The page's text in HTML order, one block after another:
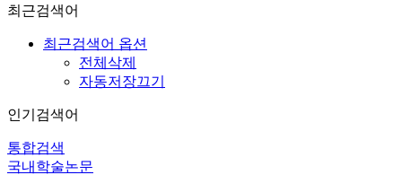
최근검색어
최근검색어 옵션
전체삭제
자동저장끄기
인기검색어
통합검색
국내학술논문